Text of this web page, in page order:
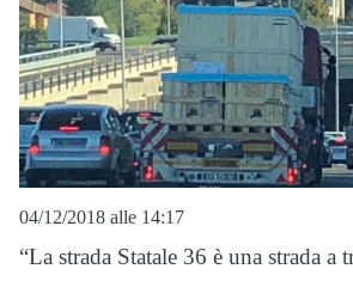
04/12/2018 alle 14:17
“La strada Statale 36 è una strada